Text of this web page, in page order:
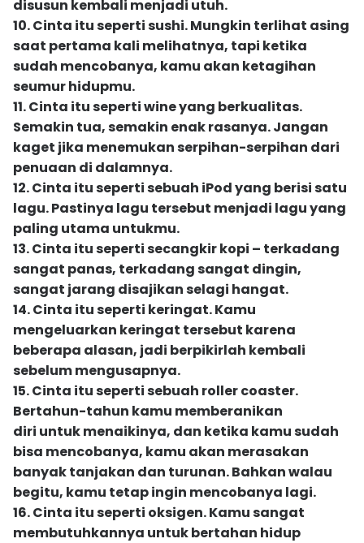
disusun kembali menjadi utuh.
10. Cinta itu seperti sushi. Mungkin terlihat asing
saat pertama kali melihatnya, tapi ketika
sudah mencobanya, kamu akan ketagihan
seumur hidupmu.
11. Cinta itu seperti wine yang berkualitas.
Semakin tua, semakin enak rasanya. Jangan
kaget jika menemukan serpihan-serpihan dari
penuaan di dalamnya.
12. Cinta itu seperti sebuah iPod yang berisi satu
lagu. Pastinya lagu tersebut menjadi lagu yang
paling utama untukmu.
13. Cinta itu seperti secangkir kopi – terkadang
sangat panas, terkadang sangat dingin,
sangat jarang disajikan selagi hangat.
14. Cinta itu seperti keringat. Kamu
mengeluarkan keringat tersebut karena
beberapa alasan, jadi berpikirlah kembali
sebelum mengusapnya.
15. Cinta itu seperti sebuah roller coaster.
Bertahun-tahun kamu memberanikan
diri untuk menaikinya, dan ketika kamu sudah
bisa mencobanya, kamu akan merasakan
banyak tanjakan dan turunan. Bahkan walau
begitu, kamu tetap ingin mencobanya lagi.
16. Cinta itu seperti oksigen. Kamu sangat
membutuhkannya untuk bertahan hidup